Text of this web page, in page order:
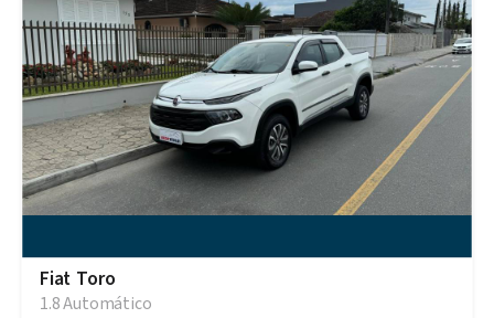
Fiat Toro
1.8 Automático